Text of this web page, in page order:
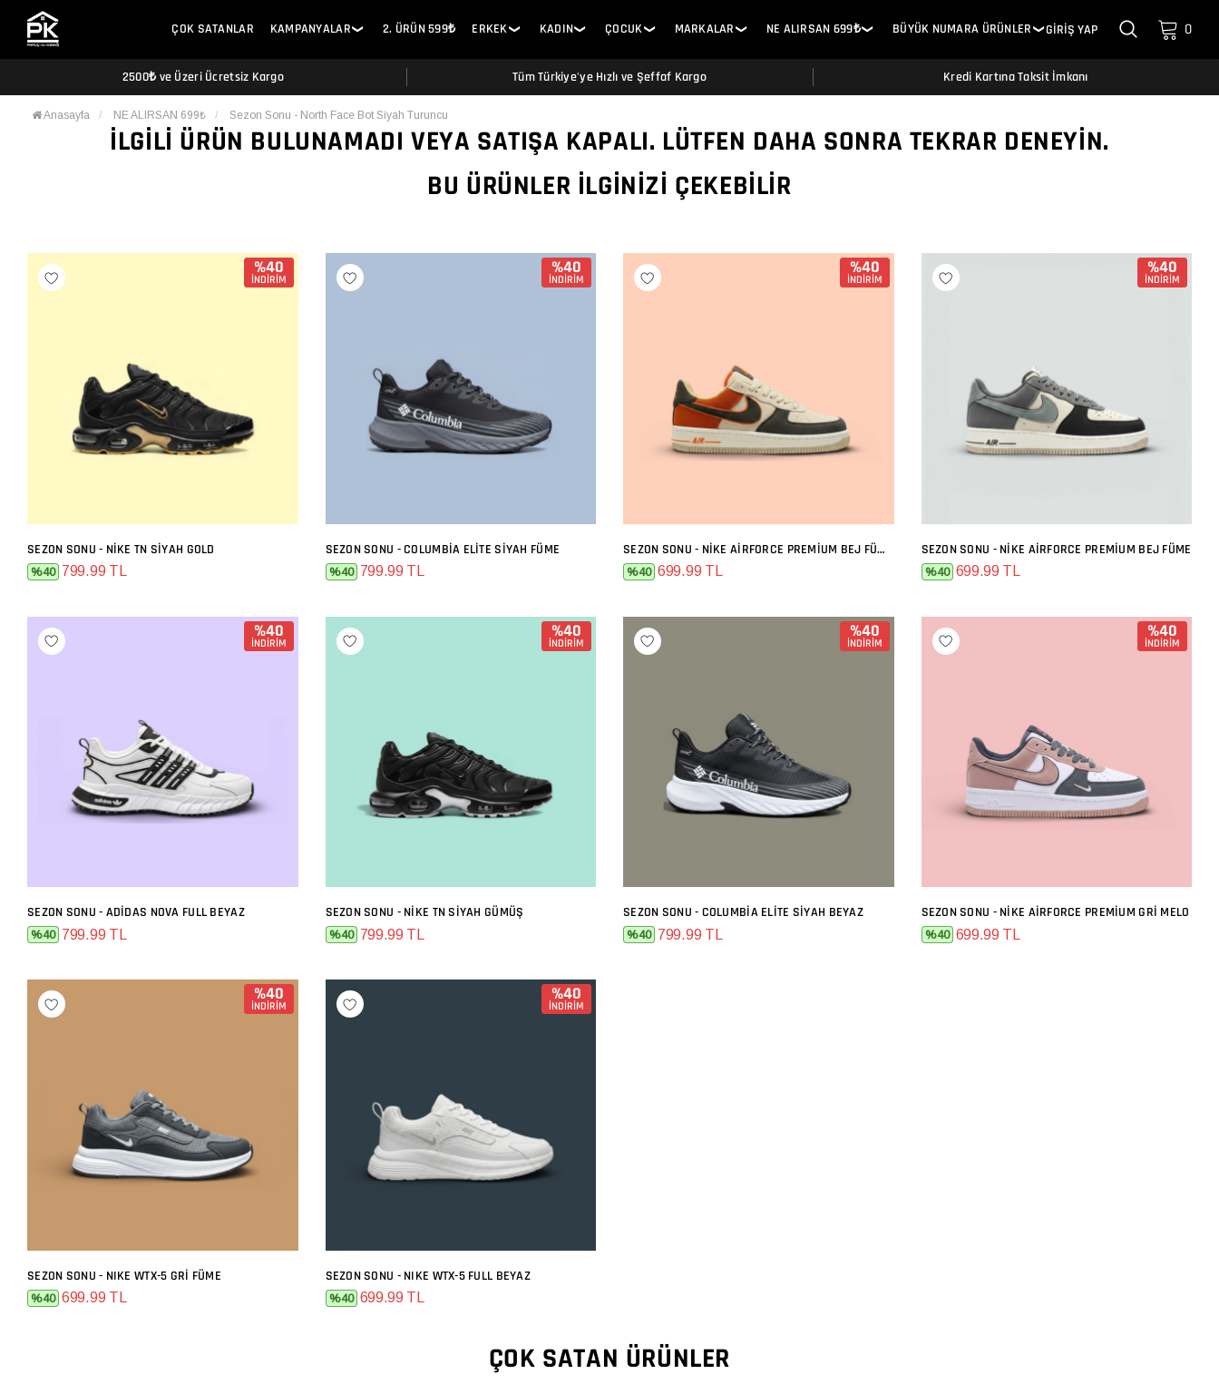
ÇOK SATANLAR KAMPANYALAR ❯ 2. ÜRÜN 599₺ ERKEK ❯ KADIN❯ ÇOCUK ❯ MARKALAR ❯ NE ALIRSAN 699₺❯ BÜYÜK NUMARA ÜRÜNLER ❯GİRİŞ YAP 0
2500₺ ve Üzeri Ücretsiz Kargo Tüm Türkiye'ye Hızlı ve Şeffaf Kargo Kredi Kartına Taksit İmkanı
Anasayfa NE ALIRSAN 699₺ Sezon Sonu - North Face Bot Siyah Turuncu
İLGILI ÜRÜN BULUNAMADI VEYA SATIŞA KAPALI. LÜTFEN DAHA SONRA TEKRAR DENEYIN.
BU ÜRÜNLER İLGINIZI ÇEKEBILIR
%40
İNDİRİM
SEPETE EKLE
SEZON SONU - NIKE TN SIYAH GOLD
%40 799.99 TL
%40
İNDİRİM
SEPETE EKLE
SEZON SONU - COLUMBIA ELITE SIYAH FÜME
%40 799.99 TL
%40
İNDİRİM
SEPETE EKLE SEZON SONU - NIKE AIRFORCE PREMIUM BEJ FÜME TURUNCU
%40 699.99 TL
%40
İNDİRİM
SEPETE EKLE
SEZON SONU - NIKE AIRFORCE PREMIUM BEJ FÜME
%40 699.99 TL
%40
İNDİRİM
SEPETE EKLE
SEZON SONU - ADIDAS NOVA FULL BEYAZ
%40 799.99 TL
%40
İNDİRİM
SEPETE EKLE
SEZON SONU - NIKE TN SIYAH GÜMÜŞ
%40 799.99 TL
%40
İNDİRİM
SEPETE EKLE
SEZON SONU - COLUMBIA ELITE SIYAH BEYAZ
%40 799.99 TL
%40
İNDİRİM
SEPETE EKLE
SEZON SONU - NIKE AIRFORCE PREMIUM GRI MELO
%40 699.99 TL
%40
İNDİRİM
SEPETE EKLE
SEZON SONU - NIKE WTX-5 GRI FÜME
%40 699.99 TL
%40
İNDİRİM
SEPETE EKLE
SEZON SONU - NIKE WTX-5 FULL BEYAZ
%40 699.99 TL
ÇOK SATAN ÜRÜNLER